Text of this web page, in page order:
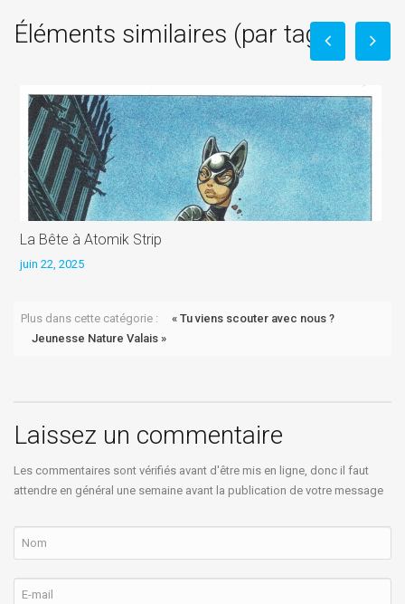
Éléments similaires (par tag)
La Bête à Atomik Strip
juin 22, 2025
Plus dans cette catégorie :
« Tu viens scouter avec nous ?
Jeunesse Nature Valais »
Laissez un commentaire
Les commentaires sont vérifiés avant d'être mis en ligne, donc il faut
attendre en général une semaine avant la publication de votre message